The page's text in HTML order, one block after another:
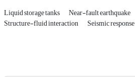
Liquid storage tanks Near-fault earthquake
Structure-fluid interaction Seismic response